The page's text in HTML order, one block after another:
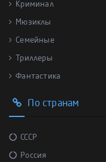
Криминал
Мюзиклы
Семейные
Триллеры
Фантастика
По странам
СССР
Россия